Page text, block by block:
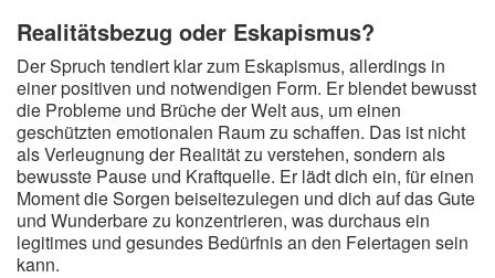
Realitätsbezug oder Eskapismus?
Der Spruch tendiert klar zum Eskapismus, allerdings in
einer positiven und notwendigen Form. Er blendet bewusst
die Probleme und Brüche der Welt aus, um einen
geschützten emotionalen Raum zu schaffen. Das ist nicht
als Verleugnung der Realität zu verstehen, sondern als
bewusste Pause und Kraftquelle. Er lädt dich ein, für einen
Moment die Sorgen beiseitezulegen und dich auf das Gute
und Wunderbare zu konzentrieren, was durchaus ein
legitimes und gesundes Bedürfnis an den Feiertagen sein
kann.